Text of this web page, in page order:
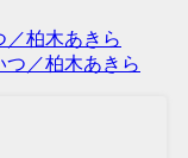
柏木あきら